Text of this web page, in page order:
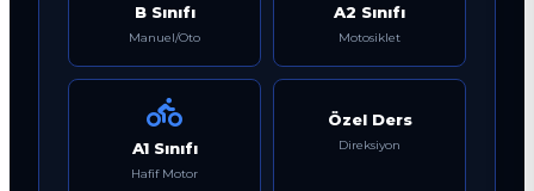
B Sınıfı
Manuel/Oto
A2 Sınıfı
Motosiklet
A1 Sınıfı
Hafif Motor
Özel Ders
Direksiyon